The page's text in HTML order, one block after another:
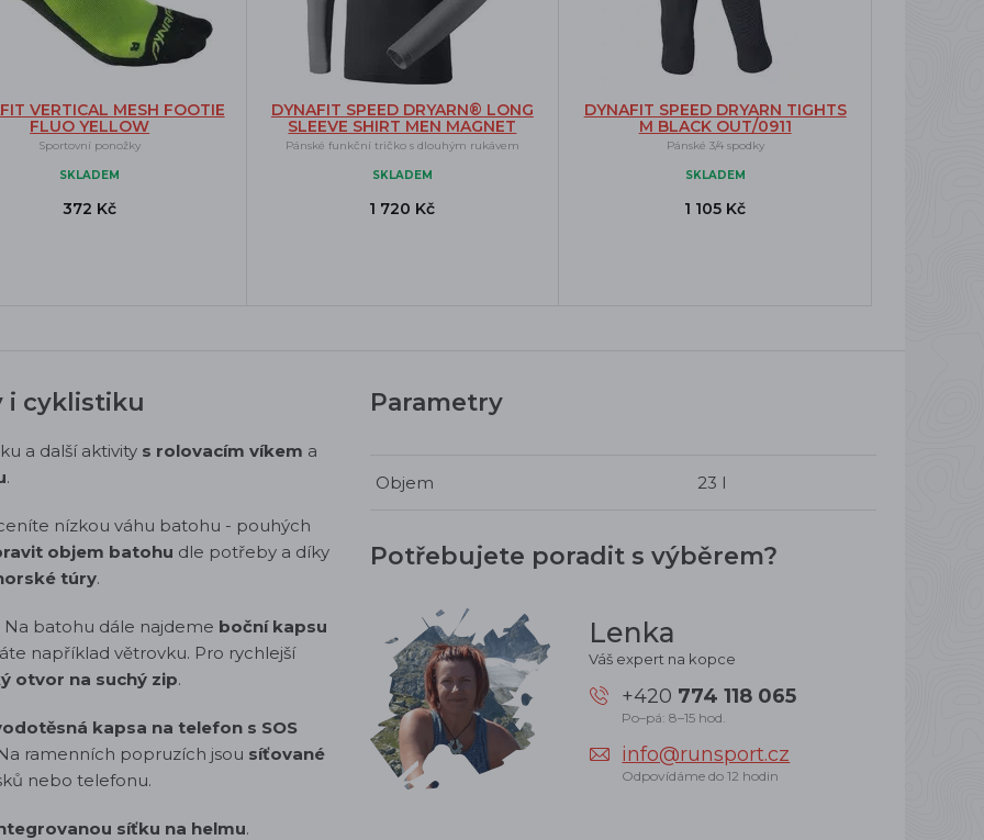
VERTICAL MESH FOOTIE
FLUO YELLOW
Sportovní ponožky
SKLADEM
372 Kč
DYNAFIT SPEED DRYARN® LONG
SLEEVE SHIRT MEN MAGNET
Pánské funkční tričko s dlouhým rukávem
SKLADEM
1 720 Kč
DYNAFIT SPEED DRYARN TIGHTS
M BLACK OUT/0911
Pánské 3/4 spodky
SKLADEM
1 105 Kč
i cyklistiku
a další aktivity s rolovacím víkem a
.
nízkou váhu batohu - pouhých
objem batohu dle potřeby a díky
túry.
batohu dále najdeme boční kapsu
například větrovku. Pro rychlejší
otvor na suchý zip.
kapsa na telefon s SOS
ramenních popruzích jsou síťované
nebo telefonu.
síťku na helmu.
Parametry
Objem 23 l
Potřebujete poradit s výběrem?
Lenka
Váš expert na kopce
+420 774 118 065
Po–pá: 8–15 hod.
info@runsport.cz
Odpovídáme do 12 hodin